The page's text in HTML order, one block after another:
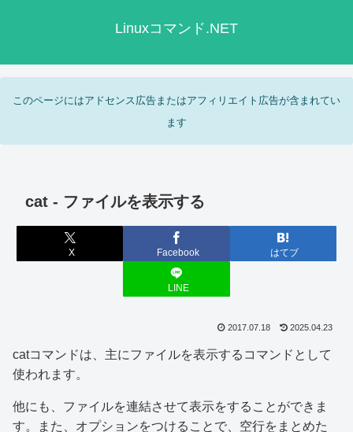
Linuxコマンド.NET
このページにはアドセンス広告またはアフィリエイト広告が含まれてい
ます
cat - ファイルを表示する
X Facebook はてブ
LINE
2017.07.18 2025.04.23
catコマンドは、主にファイルを表示するコマンドとして
使われます。
他にも、ファイルを連結させて表示をすることができま
す。また、オプションをつけることで、空行をまとめた